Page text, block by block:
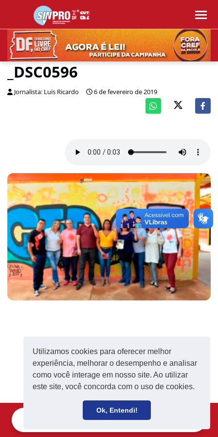
Utilizamos cookies para oferecer melhor
experiência, melhorar o desempenho e analisar
como você interage em nosso site. Ao utilizar
este site, você concorda com o uso de cookies.
Ok, Entendi!
_DSC0596
Jornalista: Luis Ricardo 6 de fevereiro de 2019
Receba notícias